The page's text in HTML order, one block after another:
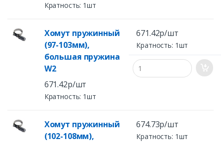
Кратность: 1шт
Хомут пружинный
(97-103мм),
большая пружина
W2
671.42р/шт
Кратность: 1шт
671.42р/шт
Кратность: 1шт
Хомут пружинный
(102-108мм),
674.73р/шт
Кратность: 1шт